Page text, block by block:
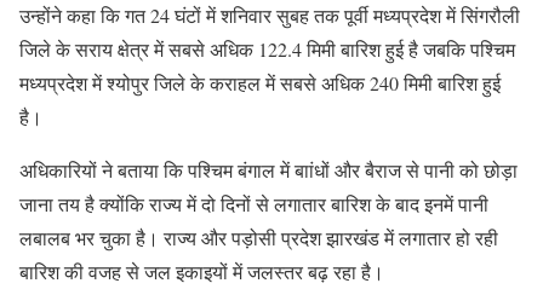
उन्होंने कहा कि गत 24 घंटों में शनिवार सुबह तक पूर्वी मध्यप्रदेश में सिंगरौली
जिले के सराय क्षेत्र में सबसे अधिक 122.4 मिमी बारिश हुई है जबकि पश्चिम
मध्यप्रदेश में श्योपुर जिले के कराहल में सबसे अधिक 240 मिमी बारिश हुई
है।
अधिकारियों ने बताया कि पश्चिम बंगाल में बाांधों और बैराज से पानी को छोड़ा
जाना तय है क्योंकि राज्य में दो दिनों से लगातार बारिश के बाद इनमें पानी
लबालब भर चुका है। राज्य और पड़ोसी प्रदेश झारखंड में लगातार हो रही
बारिश की वजह से जल इकाइयों में जलस्तर बढ़ रहा है।